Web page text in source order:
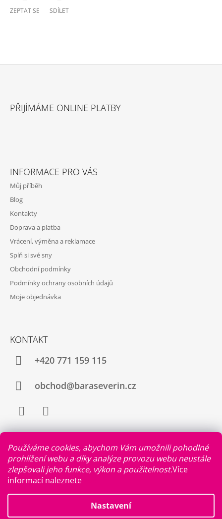
Používáme cookies, abychom Vám umožnili pohodlné
prohlížení webu a díky analýze provozu webu neustále
zlepšovali jeho funkce, výkon a použitelnost.Více
informací naleznete
Nastavení
ZEPTAT SE SDÍLET
PŘIJÍMÁME ONLINE PLATBY
INFORMACE PRO VÁS
Můj příběh
Blog
Kontakty
Doprava a platba
Vrácení, výměna a reklamace
Splň si své sny
Obchodní podmínky
Podmínky ochrany osobních údajů
Moje objednávka
KONTAKT
+420 771 159 115
obchod@baraseverin.cz
FACEBOOK